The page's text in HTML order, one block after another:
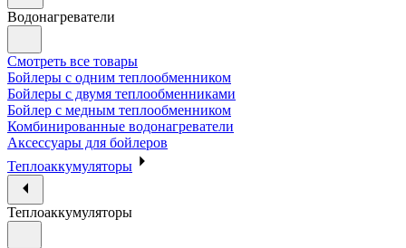
Водонагреватели
Смотреть все товары
Бойлеры с одним теплообменником
Бойлеры с двумя теплообменниками
Бойлер с медным теплообменником
Комбинированные водонагреватели
Аксессуары для бойлеров
Теплоаккумуляторы
Теплоаккумуляторы